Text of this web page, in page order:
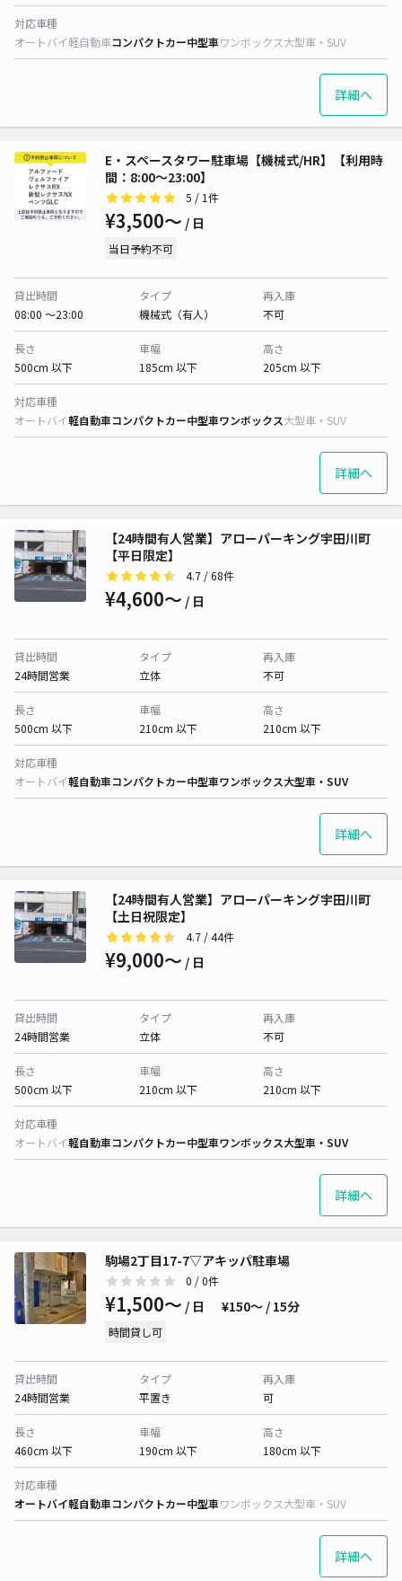
対応車種
オートバイ軽自動車コンパクトカー中型車ワンボックス大型車・SUV
詳細へ
E・スペースタワー駐車場【機械式/HR】【利用時
間：8:00～23:00】
5 / 1件
¥3,500〜 / 日
当日予約不可
貸出時間
08:00 〜23:00
タイプ
機械式（有人）
再入庫
不可
長さ
500cm 以下
車幅
185cm 以下
高さ
205cm 以下
対応車種
オートバイ軽自動車コンパクトカー中型車ワンボックス大型車・SUV
詳細へ
【24時間有人営業】アローパーキング宇田川町
【平日限定】
4.7 / 68件
¥4,600〜 / 日
貸出時間
24時間営業
タイプ
立体
再入庫
不可
長さ
500cm 以下
車幅
210cm 以下
高さ
210cm 以下
対応車種
オートバイ軽自動車コンパクトカー中型車ワンボックス大型車・SUV
詳細へ
【24時間有人営業】アローパーキング宇田川町
【土日祝限定】
4.7 / 44件
¥9,000〜 / 日
貸出時間
24時間営業
タイプ
立体
再入庫
不可
長さ
500cm 以下
車幅
210cm 以下
高さ
210cm 以下
対応車種
オートバイ軽自動車コンパクトカー中型車ワンボックス大型車・SUV
詳細へ
駒場2丁目17-7▽アキッパ駐車場
0 / 0件
¥1,500〜 / 日 ¥150〜 / 15分
時間貸し可
貸出時間
24時間営業
タイプ
平置き
再入庫
可
長さ
460cm 以下
車幅
190cm 以下
高さ
180cm 以下
対応車種
オートバイ軽自動車コンパクトカー中型車ワンボックス大型車・SUV
詳細へ